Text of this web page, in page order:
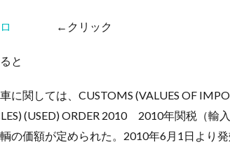
←クリック
と
車に関しては、CUSTOMS (VALUES OF
(USED) ORDER 2010 2010年関税（輸
の価額が定められた。2010年6月1日より発